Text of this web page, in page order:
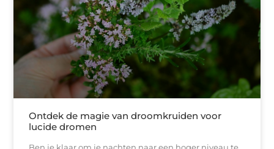
Ontdek de magie van droomkruiden voor
lucide dromen